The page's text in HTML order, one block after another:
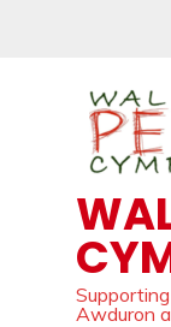
Awduron